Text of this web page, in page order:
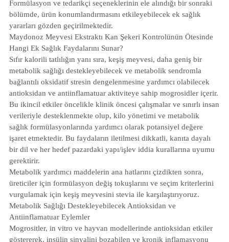
Formülasyon ve tedarikçi seçeneklerinin ele alındığı bir sonraki
bölümde, ürün konumlandırmasını etkileyebilecek ek sağlık
yararları gözden geçirilmektedir.
Maydonoz Meyvesi Ekstraktı Kan Şekeri Kontrolünün Ötesinde
Hangi Ek Sağlık Faydalarını Sunar?
Sıfır kalorili tatlılığın yanı sıra, keşiş meyvesi, daha geniş bir
metabolik sağlığı destekleyebilecek ve metabolik sendromla
bağlantılı oksidatif stresin dengelenmesine yardımcı olabilecek
antioksidan ve antiinflamatuar aktiviteye sahip mogrosidler içerir.
Bu ikincil etkiler öncelikle klinik öncesi çalışmalar ve sınırlı insan
verileriyle desteklenmekte olup, kilo yönetimi ve metabolik
sağlık formülasyonlarında yardımcı olarak potansiyel değere
işaret etmektedir. Bu faydaların iletilmesi dikkatli, kanıta dayalı
bir dil ve her hedef pazardaki yapı/işlev iddia kurallarına uyumu
gerektirir.
Metabolik yardımcı maddelerin ana hatlarını çizdikten sonra,
üreticiler için formülasyon değiş tokuşlarını ve seçim kriterlerini
vurgulamak için keşiş meyvesini stevia ile karşılaştırıyoruz.
Metabolik Sağlığı Destekleyebilecek Antioksidan ve
Antiinflamatuar Eylemler
Mogrositler, in vitro ve hayvan modellerinde antioksidan etkiler
göstererek, insülin sinyalini bozabilen ve kronik inflamasyonu